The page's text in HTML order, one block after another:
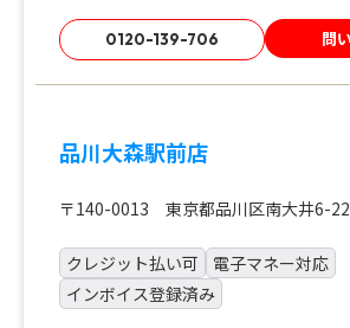
0120-139-706 問
品川大森駅前店
〒140-0013 東京都品川区南大井6-
クレジット払い可
電子マネー対応
インボイス登録済み